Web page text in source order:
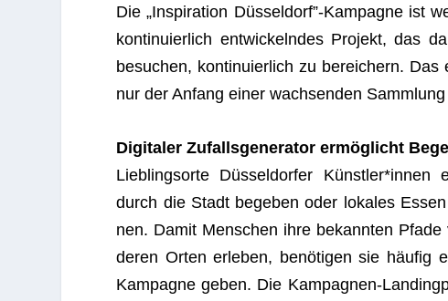
Die „Inspi­ra­tion Düsseldorf”-Kampagne ist
kon­ti­nu­ier­lich ent­wi­ckeln­des Pro­jekt, das
besu­chen, kon­ti­nu­ier­lich zu berei­chern.
nur der Anfang einer wach­sen­den
Digi­ta­ler Zufalls­ge­nera­tor ermög­licht
Lieb­lings­orte Düs­sel­dor­fer
durch die Stadt bege­ben oder loka­les
nen. Damit Men­schen ihre bekann­ten
de­ren Orten erle­ben, benö­ti­gen sie häu­fig
Kam­pa­gne geben. Die Kam­pa­gnen-